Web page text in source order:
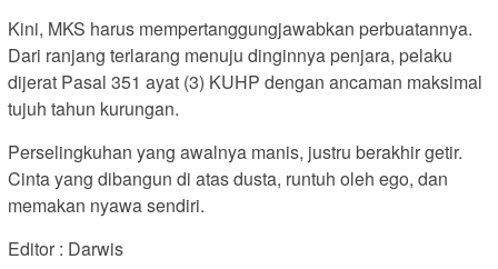
Kini, MKS harus mempertanggungjawabkan perbuatannya.
Dari ranjang terlarang menuju dinginnya penjara, pelaku
dijerat Pasal 351 ayat (3) KUHP dengan ancaman maksimal
tujuh tahun kurungan.
Perselingkuhan yang awalnya manis, justru berakhir getir.
Cinta yang dibangun di atas dusta, runtuh oleh ego, dan
memakan nyawa sendiri.
Editor : Darwis